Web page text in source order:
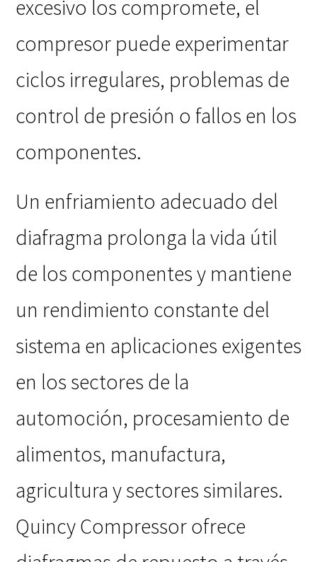
excesivo los compromete, el
compresor puede experimentar
ciclos irregulares, problemas de
control de presión o fallos en los
componentes.
Un enfriamiento adecuado del
diafragma prolonga la vida útil
de los componentes y mantiene
un rendimiento constante del
sistema en aplicaciones exigentes
en los sectores de la
automoción, procesamiento de
alimentos, manufactura,
agricultura y sectores similares.
Quincy Compressor ofrece